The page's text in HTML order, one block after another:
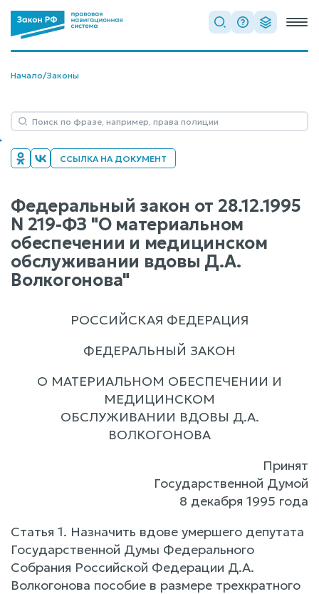
Начало/Законы
ССЫЛКА НА ДОКУМЕНТ
Федеральный закон от 28.12.1995
N 219-ФЗ "О материальном
обеспечении и медицинском
обслуживании вдовы Д.А.
Волкогонова"
РОССИЙСКАЯ ФЕДЕРАЦИЯ
ФЕДЕРАЛЬНЫЙ ЗАКОН
О МАТЕРИАЛЬНОМ ОБЕСПЕЧЕНИИ И
МЕДИЦИНСКОМ
ОБСЛУЖИВАНИИ ВДОВЫ Д.А.
ВОЛКОГОНОВА
Принят
Государственной Думой
8 декабря 1995 года
Статья 1. Назначить вдове умершего депутата
Государственной Думы Федерального
Собрания Российской Федерации Д.А.
Волкогонова пособие в размере трехкратного